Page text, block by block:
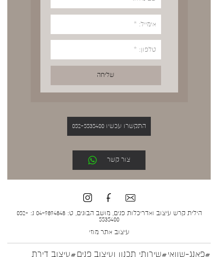
התקשרו עכשיו 052-5535400
צור קשר
הילית קרש עיצוב ואדריכלות פנים, מושב הבונים, ט: 04-9894848 נ: 052-
5535400
עיצוב אתר מוזי
#פאנג-שוואי#שירותי תכנון ועיצוב פנים#עיצוב דירת